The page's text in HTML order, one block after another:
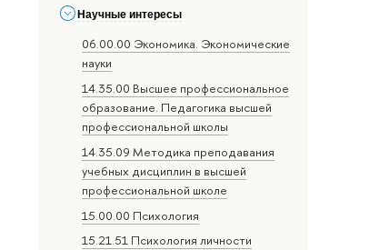
Научные интересы
06.00.00 Экономика. Экономические
науки
14.35.00 Высшее профессиональное
образование. Педагогика высшей
профессиональной школы
14.35.09 Методика преподавания
учебных дисциплин в высшей
профессиональной школе
15.00.00 Психология
15.21.51 Психология личности